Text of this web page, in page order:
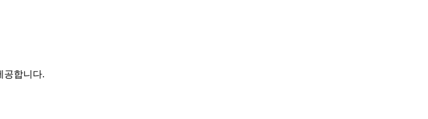
공합니다.